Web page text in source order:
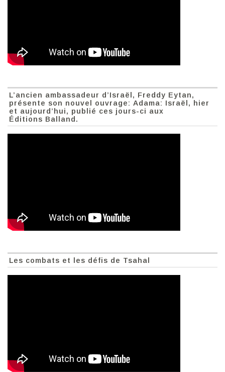
L’ancien ambassadeur d’Israël, Freddy Eytan,
présente son nouvel ouvrage: Adama: Israël, hier
et aujourd’hui, publié ces jours-ci aux
Éditions Balland.
Les combats et les défis de Tsahal